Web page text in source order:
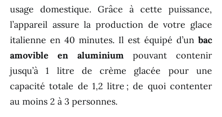
usage domestique. Grâce à cette puissance,
l’appareil assure la production de votre glace
italienne en 40 minutes. Il est équipé d’un bac
amovible en aluminium pouvant contenir
jusqu’à 1 litre de crème glacée pour une
capacité totale de 1,2 litre ; de quoi contenter
au moins 2 à 3 personnes.